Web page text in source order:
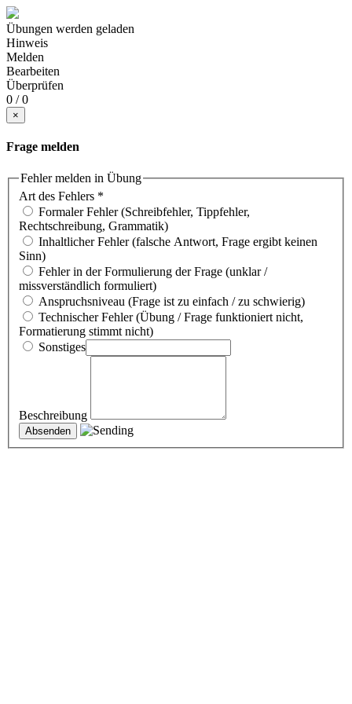
Übungen werden geladen
Hinweis
Melden
Bearbeiten
Überprüfen
0 / 0
×
Frage melden
Fehler melden in Übung
Art des Fehlers *
Formaler Fehler (Schreibfehler, Tippfehler,
Rechtschreibung, Grammatik)
Inhaltlicher Fehler (falsche Antwort, Frage ergibt keinen
Sinn)
Fehler in der Formulierung der Frage (unklar /
missverständlich formuliert)
Anspruchsniveau (Frage ist zu einfach / zu schwierig)
Technischer Fehler (Übung / Frage funktioniert nicht,
Formatierung stimmt nicht)
Sonstiges
Beschreibung